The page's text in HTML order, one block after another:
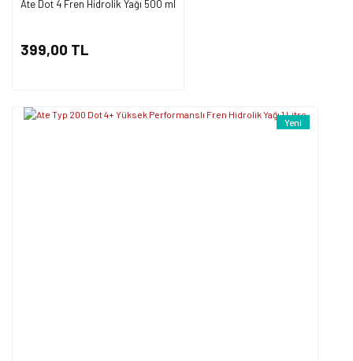
Ate Dot 4 Fren Hidrolik Yağı 500 ml
399,00 TL
Yeni